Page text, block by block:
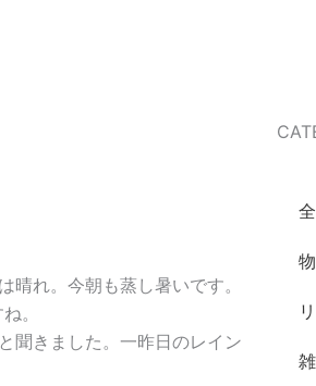
れ。今朝も蒸し暑いです。
。
聞きました。一昨日のレイン